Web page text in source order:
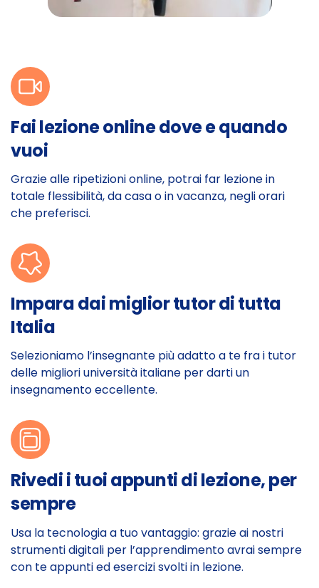
Fai lezione online dove e quando
vuoi
Grazie alle ripetizioni online, potrai far lezione in
totale flessibilità, da casa o in vacanza, negli orari
che preferisci.
Impara dai miglior tutor di tutta
Italia
Selezioniamo l’insegnante più adatto a te fra i tutor
delle migliori università italiane per darti un
insegnamento eccellente.
Rivedi i tuoi appunti di lezione, per
sempre
Usa la tecnologia a tuo vantaggio: grazie ai nostri
strumenti digitali per l’apprendimento avrai sempre
con te appunti ed esercizi svolti in lezione.